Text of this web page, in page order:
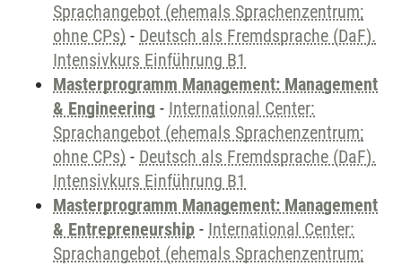
Sprachangebot (ehemals Sprachenzentrum;
ohne CPs) - Deutsch als Fremdsprache (DaF).
Intensivkurs Einführung B1
Masterprogramm Management: Management
& Engineering - International Center:
Sprachangebot (ehemals Sprachenzentrum;
ohne CPs) - Deutsch als Fremdsprache (DaF).
Intensivkurs Einführung B1
Masterprogramm Management: Management
& Entrepreneurship - International Center:
Sprachangebot (ehemals Sprachenzentrum;